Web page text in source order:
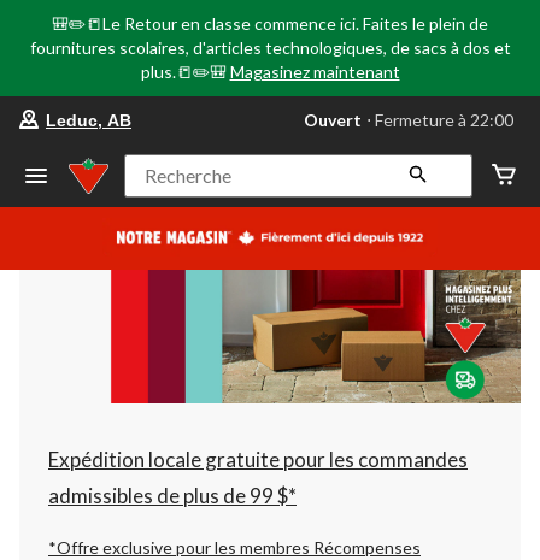
🎒✏️📒Le Retour en classe commence ici. Faites le plein de
fournitures scolaires, d'articles technologiques, de sacs à dos et
plus.📒✏️🎒 Magasinez maintenant
votre
préféré
Leduc,
AB,
courament
Fermeture
à
22:00
cliquer
pour
changer
Leduc, AB Ouvert ⋅ Fermeture à 22:00
Recherche
Expédition locale gratuite pour les commandes
admissibles de plus de 99 $*
*Offre exclusive pour les membres Récompenses